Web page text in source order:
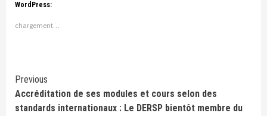
WordPress:
chargement…
Continue
Reading
Previous
Accréditation de ses modules et cours selon des
standards internationaux : Le DERSP bientôt membre du